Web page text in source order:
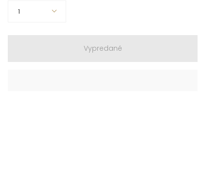
1
Vypredané